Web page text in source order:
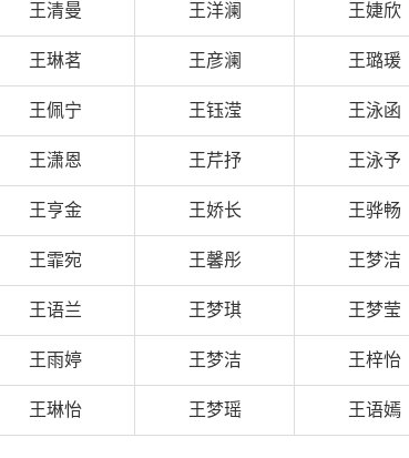
王清曼 王洋澜 王婕欣
王琳茗 王彦澜 王璐瑗
王佩宁 王钰滢 王泳函
王潇恩 王芹抒 王泳予
王亨金 王娇长 王骅畅
王霏宛 王馨彤 王梦洁
王语兰 王梦琪 王梦莹
王雨婷 王梦洁 王梓怡
王琳怡 王梦瑶 王语嫣